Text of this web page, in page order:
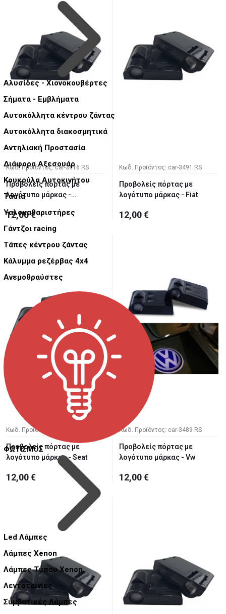
Αλυσίδες - Χιονοκουβέρτες
Σήματα - Εμβλήματα
Αυτοκόλλητα κέντρου ζάντας
Αυτοκόλλητα διακοσμητικά
Αντηλιακή Προστασία
Διάφορα Αξεσουάρ
Κουκούλα Αυτοκινήτου
Τάσια
Υαλοκαθαριστήρες
Γάντζοι racing
Τάπες κέντρου ζάντας
Κάλυμμα ρεζέρβας 4x4
Ανεμοθραύστες
ΦΩΤΙΣΜΟΣ
Led Λάμπες
Λάμπες Xenon
Λάμπες Τύπου Xenon
Λεντοταινίες
Συμβατικές Λάμπες
Κωδ. Προϊόντος: car-3816 RS
Προβολείς πόρτας με
λογότυπο μάρκας -
12,00 €
Κωδ. Προϊόντος: car-3491 RS
Προβολείς πόρτας με
λογότυπο μάρκας - Fiat
12,00 €
Κωδ. Προϊόντος: car-3490 RS
Προβολείς πόρτας με
λογότυπο μάρκας - Seat
12,00 €
Κωδ. Προϊόντος: car-3489 RS
Προβολείς πόρτας με
λογότυπο μάρκας - Vw
12,00 €